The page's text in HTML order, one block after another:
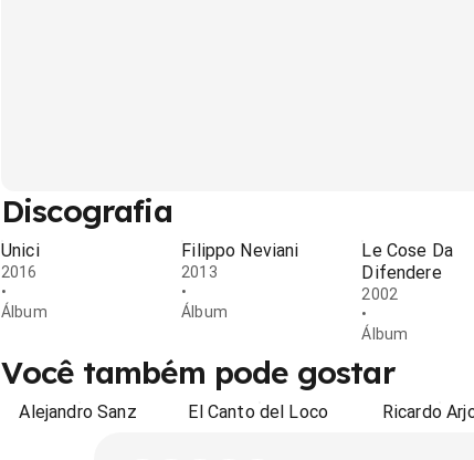
Discografia
Unici
2016
•
Álbum
Filippo Neviani
2013
•
Álbum
Le Cose Da
Difendere
2002
•
Álbum
Você também pode gostar
Alejandro Sanz El Canto del Loco Ricardo